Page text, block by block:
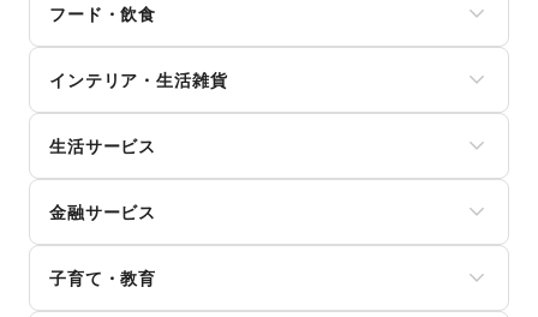
レディースファッション
ユニセックス
インナー・ルームウェア
キッズ・ベビー・マタニティ
スポーツ
シーズナルウェア
腕時計
靴
バッグ・革小物
ファッション雑貨
フード・飲食
和菓子
パン
お弁当・惣菜
軽食・ホットスナック
コーヒー・紅茶
その他飲料
食材・調味料
物産展・マルシェ
インテリア・生活雑貨
寝具・ベッド
家具・家電
キッチン雑貨・調理器具
掃除用品・生活便利品
文房具
手芸・ハンドメイド
生活サービス
インターネット・プロバイダ
電気・ガス
ウォーターサーバー
ハウスクリーニング・家事代行
金融サービス
保険
銀行
子育て・教育